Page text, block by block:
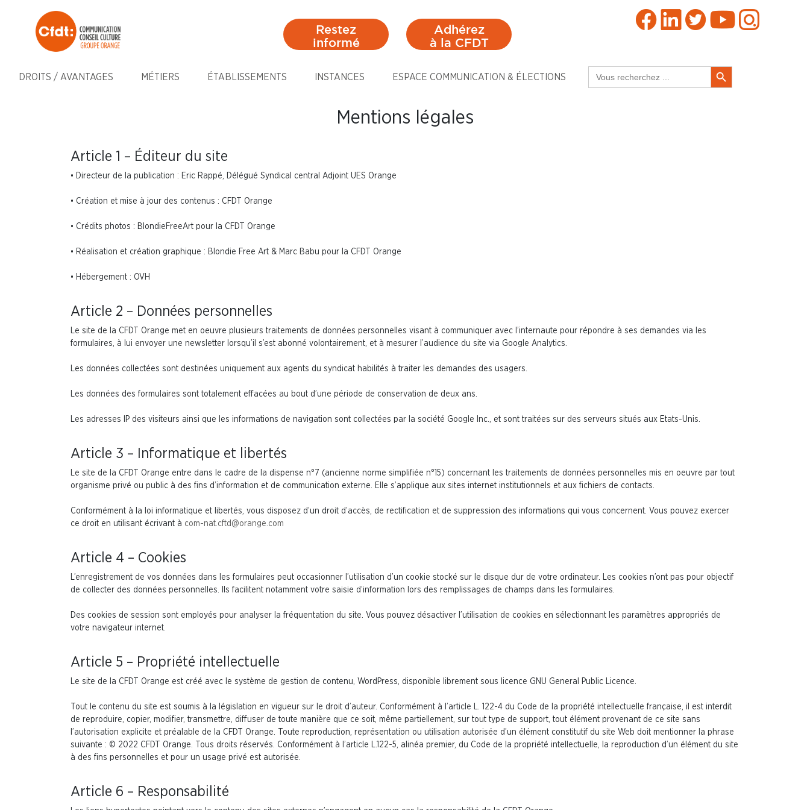
Restez
informé
Adhérez
à la CFDT
DROITS / AVANTAGES MÉTIERS ÉTABLISSEMENTS INSTANCES ESPACE COMMUNICATION & ÉLECTIONS
for:
Search Button
Mentions légales
Article 1 – Éditeur du site
• Directeur de la publication : Eric Rappé, Délégué Syndical central Adjoint UES Orange
• Création et mise à jour des contenus : CFDT Orange
• Crédits photos : BlondieFreeArt pour la CFDT Orange
• Réalisation et création graphique : Blondie Free Art & Marc Babu pour la CFDT Orange
• Hébergement : OVH
Article 2 – Données personnelles
Le site de la CFDT Orange met en oeuvre plusieurs traitements de données personnelles visant à communiquer avec l’internaute pour répondre à ses demandes via les
formulaires, à lui envoyer une newsletter lorsqu’il s’est abonné volontairement, et à mesurer l’audience du site via Google Analytics.
Les données collectées sont destinées uniquement aux agents du syndicat habilités à traiter les demandes des usagers.
Les données des formulaires sont totalement effacées au bout d’une période de conservation de deux ans.
Les adresses IP des visiteurs ainsi que les informations de navigation sont collectées par la société Google Inc., et sont traitées sur des serveurs situés aux Etats-Unis.
Article 3 – Informatique et libertés
Le site de la CFDT Orange entre dans le cadre de la dispense n°7 (ancienne norme simplifiée n°15) concernant les traitements de données personnelles mis en oeuvre par tout
organisme privé ou public à des fins d’information et de communication externe. Elle s’applique aux sites internet institutionnels et aux fichiers de contacts.
Conformément à la loi informatique et libertés, vous disposez d’un droit d’accès, de rectification et de suppression des informations qui vous concernent. Vous pouvez exercer
ce droit en utilisant écrivant à com-nat.cftd@orange.com
Article 4 – Cookies
L’enregistrement de vos données dans les formulaires peut occasionner l’utilisation d’un cookie stocké sur le disque dur de votre ordinateur. Les cookies n’ont pas pour objectif
de collecter des données personnelles. Ils facilitent notamment votre saisie d’information lors des remplissages de champs dans les formulaires.
Des cookies de session sont employés pour analyser la fréquentation du site. Vous pouvez désactiver l’utilisation de cookies en sélectionnant les paramètres appropriés de
votre navigateur internet.
Article 5 – Propriété intellectuelle
Le site de la CFDT Orange est créé avec le système de gestion de contenu, WordPress, disponible librement sous licence GNU General Public Licence.
Tout le contenu du site est soumis à la législation en vigueur sur le droit d’auteur. Conformément à l’article L. 122-4 du Code de la propriété intellectuelle française, il est interdit
de reproduire, copier, modifier, transmettre, diffuser de toute manière que ce soit, même partiellement, sur tout type de support, tout élément provenant de ce site sans
l’autorisation explicite et préalable de la CFDT Orange. Toute reproduction, représentation ou utilisation autorisée d’un élément constitutif du site Web doit mentionner la phrase
suivante : © 2022 CFDT Orange. Tous droits réservés. Conformément à l’article L.122-5, alinéa premier, du Code de la propriété intellectuelle, la reproduction d’un élément du site
à des fins personnelles et pour un usage privé est autorisée.
Article 6 – Responsabilité